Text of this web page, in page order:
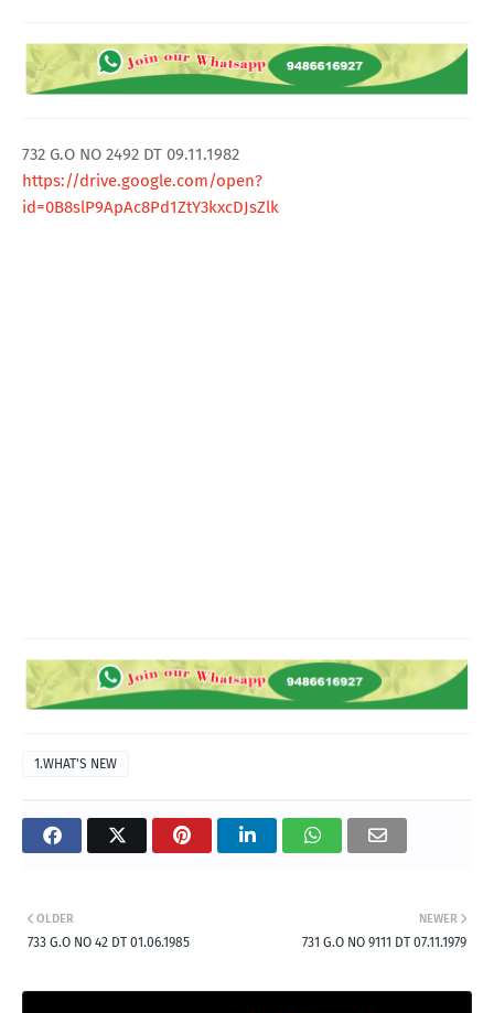
S
732 G.O NO 2492 DT 09.11.1982
https://drive.google.com/open?
id=0B8slP9ApAc8Pd1ZtY3kxcDJsZlk
1.WHAT'S NEW
NEWER
731 G.O NO 9111 DT 07.11.1979
OLDER
733 G.O NO 42 DT 01.06.1985